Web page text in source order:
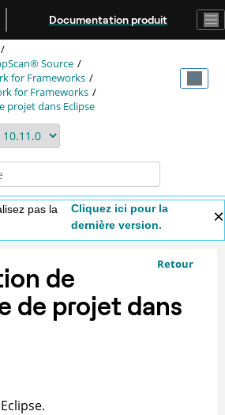
Documentation produit
Source
for Frameworks
for Frameworks
projet dans Eclipse
pas la
Cliquez ici pour la
dernière version.
Retour
de
de projet dans